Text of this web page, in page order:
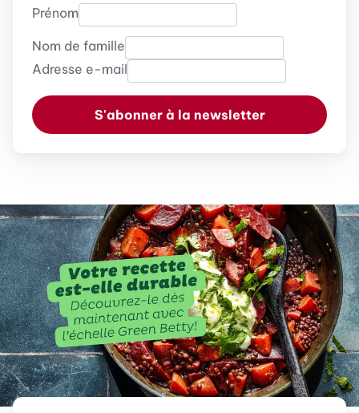
Prénom
Nom de famille
Adresse e-mail
S'abonner à la newsletter